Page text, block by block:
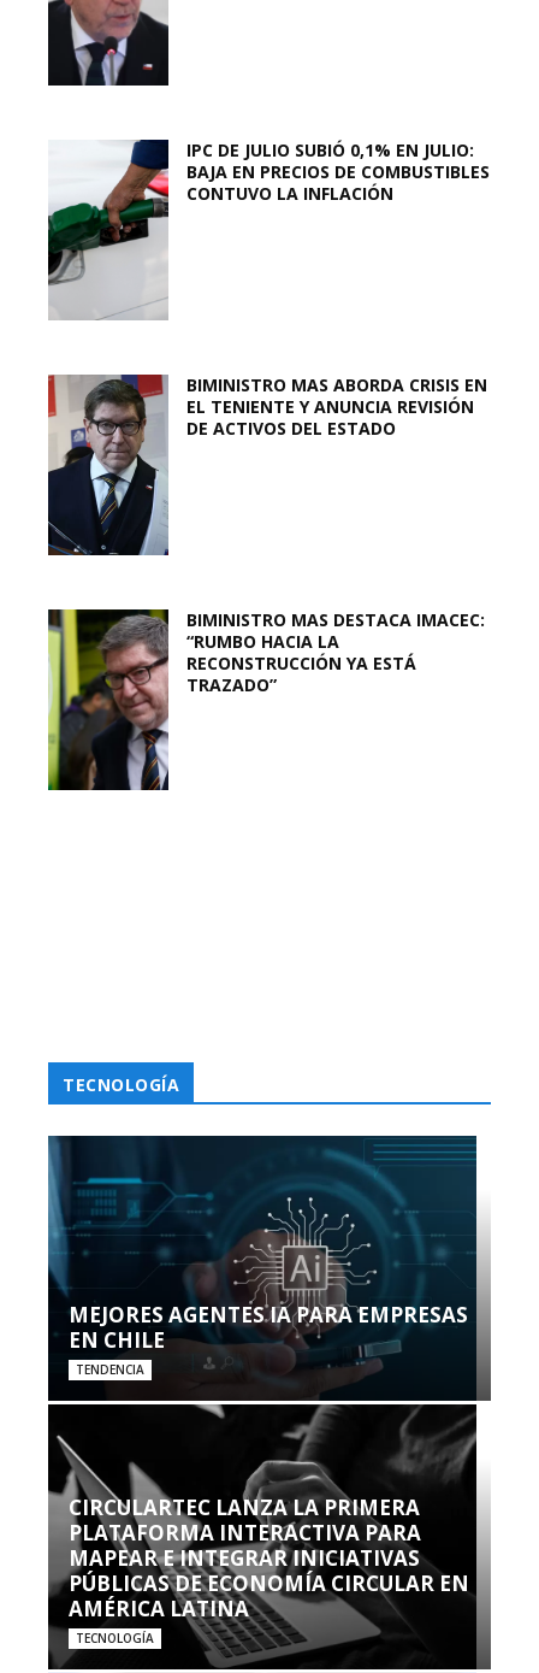
IPC DE JULIO SUBIÓ 0,1% EN JULIO:
BAJA EN PRECIOS DE COMBUSTIBLES
CONTUVO LA INFLACIÓN
BIMINISTRO MAS ABORDA CRISIS EN
EL TENIENTE Y ANUNCIA REVISIÓN
DE ACTIVOS DEL ESTADO
BIMINISTRO MAS DESTACA IMACEC:
“RUMBO HACIA LA
RECONSTRUCCIÓN YA ESTÁ
TRAZADO”
TECNOLOGÍA
MEJORES AGENTES IA PARA EMPRESAS
EN CHILE
TENDENCIA
CIRCULARTEC LANZA LA PRIMERA
PLATAFORMA INTERACTIVA PARA
MAPEAR E INTEGRAR INICIATIVAS
PÚBLICAS DE ECONOMÍA CIRCULAR EN
AMÉRICA LATINA
TECNOLOGÍA